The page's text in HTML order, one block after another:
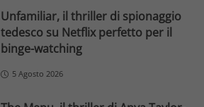
Unfamiliar, il thriller di spionaggio
tedesco su Netflix perfetto per il
binge-watching
5 Agosto 2026